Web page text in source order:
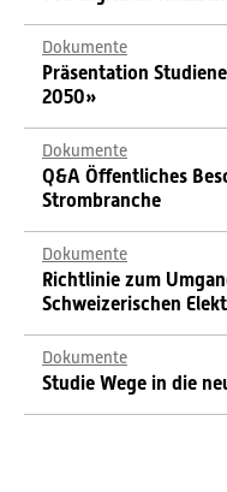
Dokumente
Präsentation
2050»
Dokumente
Q&A Öffentliches
Strombranche
Dokumente
Richtlinie zum
Schweizerischen
Dokumente
Studie Wege in die